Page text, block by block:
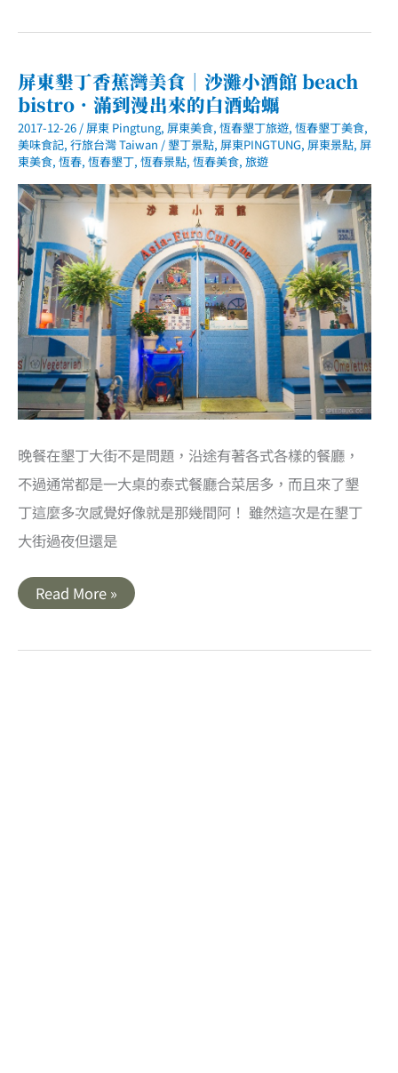
美
麋
谷
Migu
village．
舊
碾
米
廠
變
身
文
青
小
餐
館
屏東墾丁香蕉灣美食｜沙灘小酒館 beach
bistro．滿到漫出來的白酒蛤蠣
2017-12-26 /屏東 Pingtung, 屏東美食, 恆春墾丁旅遊, 恆春墾丁美食,
美味食記, 行旅台灣 Taiwan / 墾丁景點, 屏東PINGTUNG, 屏東景點, 屏
東美食, 恆春, 恆春墾丁, 恆春景點, 恆春美食, 旅遊
晚餐在墾丁大街不是問題，沿途有著各式各樣的餐廳，
不過通常都是一大桌的泰式餐廳合菜居多，而且來了墾
丁這麼多次感覺好像就是那幾間阿！ 雖然這次是在墾丁
大街過夜但還是
屏
東
香
Read More »